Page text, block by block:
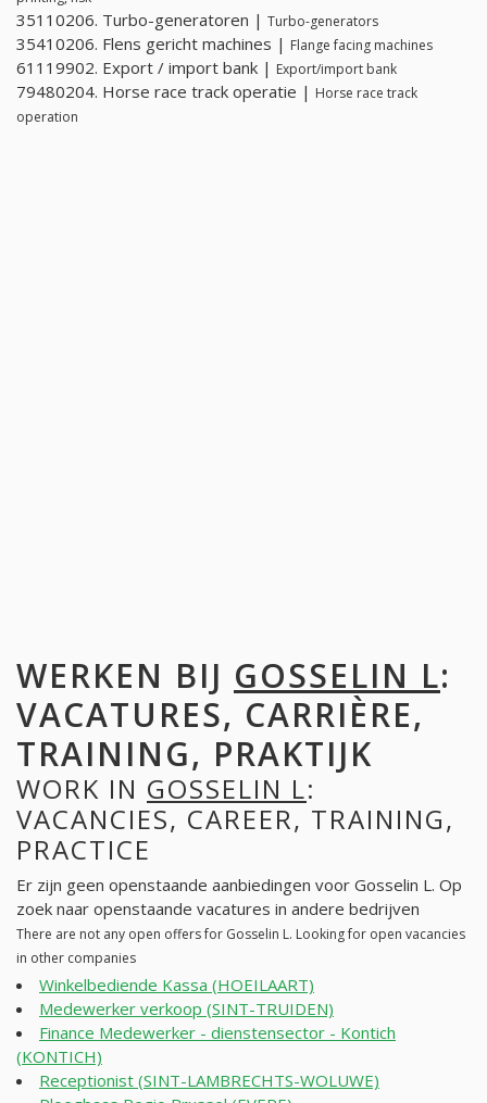
35110206. Turbo-generatoren | Turbo-generators
35410206. Flens gericht machines | Flange facing machines
61119902. Export / import bank | Export/import bank
79480204. Horse race track operatie | Horse race track
operation
WERKEN BIJ GOSSELIN L:
VACATURES, CARRIÈRE,
TRAINING, PRAKTIJK
WORK IN GOSSELIN L:
VACANCIES, CAREER, TRAINING,
PRACTICE
Er zijn geen openstaande aanbiedingen voor Gosselin L. Op
zoek naar openstaande vacatures in andere bedrijven
There are not any open offers for Gosselin L. Looking for open vacancies
in other companies
Winkelbediende Kassa (HOEILAART)
Medewerker verkoop (SINT-TRUIDEN)
Finance Medewerker - dienstensector - Kontich
(KONTICH)
Receptionist (SINT-LAMBRECHTS-WOLUWE)